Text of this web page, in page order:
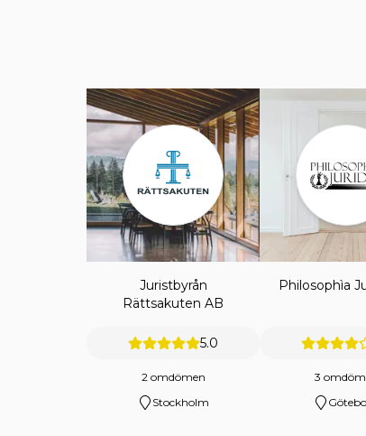
Juristbyrån
Rättsakuten AB
5.0
2 omdömen
Stockholm
Philosophìa
3